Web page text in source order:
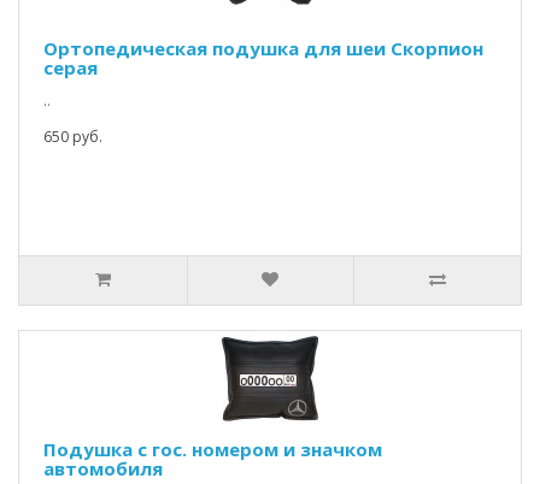
Ортопедическая подушка для шеи Скорпион
серая
..
650 руб.
Подушка с гос. номером и значком
автомобиля